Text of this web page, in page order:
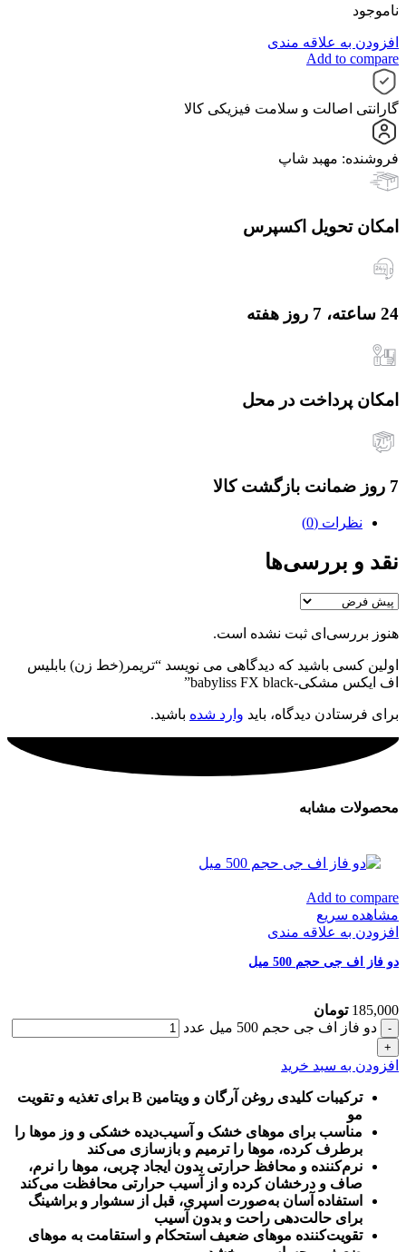
ناموجود
افزودن به علاقه مندی
Add to compare
گارانتی اصالت و سلامت فیزیکی کالا
فروشنده: مهبد شاپ
امکان تحویل اکسپرس
24 ساعته، 7 روز هفته
امکان پرداخت در محل
7 روز ضمانت بازگشت کالا
نظرات (0)
نقد و بررسی‌ها
هنوز بررسی‌ای ثبت نشده است.
اولین کسی باشید که دیدگاهی می نویسد “تریمر(خط زن) بابلیس
اف ایکس مشکی-babyliss FX black”
برای فرستادن دیدگاه، باید وارد شده باشید.
محصولات مشابه
Add to compare
مشاهده سریع
افزودن به علاقه مندی
دو فاز اف جی حجم 500 میل
185,000 تومان
دو فاز اف جی حجم 500 میل عدد
افزودن به سبد خرید
ترکیبات کلیدی روغن آرگان و ویتامین B برای تغذیه و تقویت
مو
مناسب برای موهای خشک و آسیب‌دیده خشکی و وز موها را
برطرف کرده، موها را ترمیم و بازسازی می‌کند
نرم‌کننده و محافظ حرارتی بدون ایجاد چربی، موها را نرم،
صاف و درخشان کرده و از آسیب حرارتی محافظت می‌کند
استفاده آسان به‌صورت اسپری، قبل از سشوار و براشینگ
برای حالت‌دهی راحت و بدون آسیب
تقویت‌کننده موهای ضعیف استحکام و استقامت به موهای